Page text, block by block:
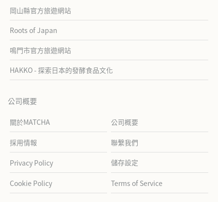
岡山縣官方旅遊網站
Roots of Japan
鳴門市官方旅遊網站
HAKKO - 探索日本的發酵食品文化
公司概要
關於MATCHA 公司概要
採用情報 聯繫我們
Privacy Policy 儲存設定
Cookie Policy Terms of Service